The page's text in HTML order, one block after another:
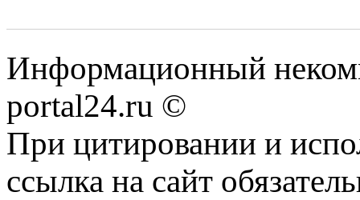
Информационный
portal24.ru ©
При цитировании и
ссылка на сайт